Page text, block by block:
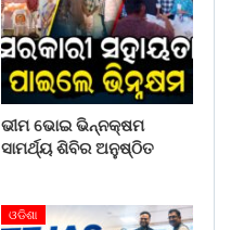
ଭୀମ ଭୋଇ ଭିନ୍ନକ୍ଷମ
ସାମର୍ଥ୍ୟ ଶିବିର ଅନୁଷ୍ଠିତ
ଓଡିଶା